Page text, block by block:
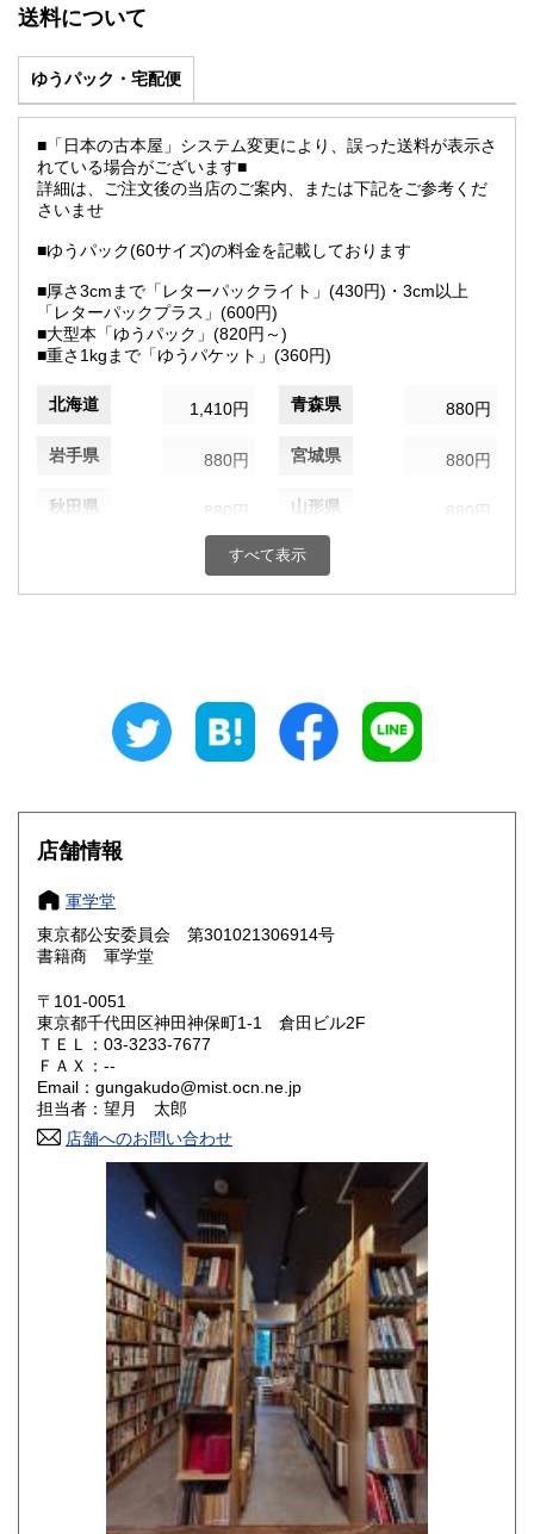
送料について
ゆうパック・宅配便
■「日本の古本屋」システム変更により、誤った送料が表示さ
れている場合がございます■
詳細は、ご注文後の当店のご案内、または下記をご参考くだ
さいませ
■ゆうパック(60サイズ)の料金を記載しております
■厚さ3cmまで「レターパックライト」(430円)・3cm以上
「レターパックプラス」(600円)
■大型本「ゆうパック」(820円～)
■重さ1kgまで「ゆうパケット」(360円)
北海道 1,410円 青森県 880円
岩手県 880円 宮城県 880円
秋田県 880円 山形県 880円
880円 茨城県
820円 神奈川県
880円 富山県
石川県 880円 福井県 880円
山梨県
岐阜県
愛知県
滋賀県 990円 京都府
大阪府
奈良県
1,150円
1,150円
1,150円 徳島県
1,150円 愛媛県
1,150円 福岡県
1,410円 長崎県
1,410円 大分県
すべて表示
店舗情報
軍学堂
東京都公安委員会 第301021306914号
書籍商 軍学堂
〒101-0051
東京都千代田区神田神保町1-1 倉田ビル2F
ＴＥＬ：03-3233-7677
ＦＡＸ：--
Email：gungakudo@mist.ocn.ne.jp
担当者：望月 太郎
店舗へのお問い合わせ